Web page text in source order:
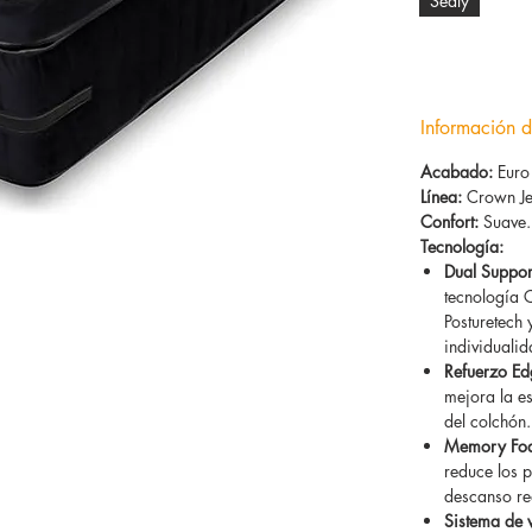
Información
Acabado:
Línea: Crown
Confort:Suave.
Tecnología:
Dual
tecnología
Refuerzo
mejora la
del colchón.
Memory
reduce los
descanso
Sistema de